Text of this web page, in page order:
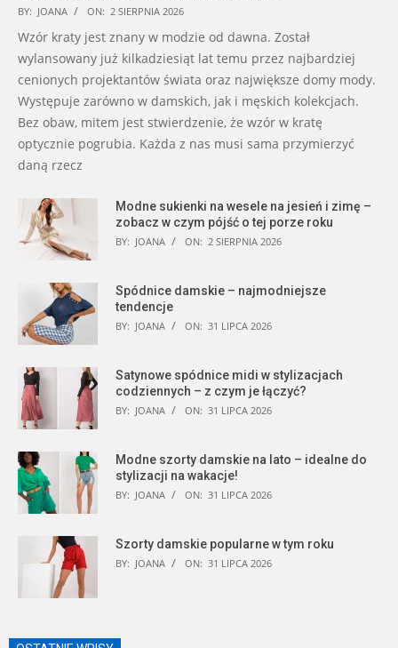
BY: JOANA ON: 2 SIERPNIA 2026
Wzór kraty jest znany w modzie od dawna. Został
wylansowany już kilkadziesiąt lat temu przez najbardziej
cenionych projektantów świata oraz największe domy mody.
Występuje zarówno w damskich, jak i męskich kolekcjach.
Bez obaw, mitem jest stwierdzenie, że wzór w kratę
optycznie pogrubia. Każda z nas musi sama przymierzyć
daną rzecz
Modne sukienki na wesele na jesień i zimę –
zobacz w czym pójść o tej porze roku
BY: JOANA ON: 2 SIERPNIA 2026
Spódnice damskie – najmodniejsze
tendencje
BY: JOANA ON: 31 LIPCA 2026
Satynowe spódnice midi w stylizacjach
codziennych – z czym je łączyć?
BY: JOANA ON: 31 LIPCA 2026
Modne szorty damskie na lato – idealne do
stylizacji na wakacje!
BY: JOANA ON: 31 LIPCA 2026
Szorty damskie popularne w tym roku
BY: JOANA ON: 31 LIPCA 2026